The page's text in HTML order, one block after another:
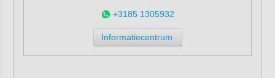
+3185 1305932
Informatiecentrum